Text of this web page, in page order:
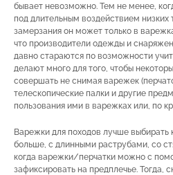
бывает невозможно. Тем не менее,
под длительным воздействием низких
замерзания он может только в
что производители одежды и
давно стараются по возможности
делают много для того, чтобы
совершать не снимая варежек
телескопические палки и другие
пользования ими в варежках или, по
Варежки для походов лучше
больше, с длинными раструбами, со
когда варежки/перчатки можно с
зафиксировать на предплечье. Тогда,